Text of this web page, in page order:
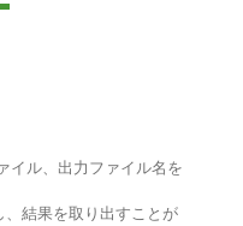
イル、出力ファイル名を
結果を取り出すことが